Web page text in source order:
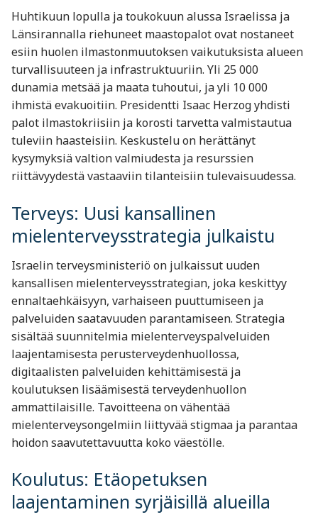
Huhtikuun lopulla ja toukokuun alussa Israelissa ja
Länsirannalla riehuneet maastopalot ovat nostaneet
esiin huolen ilmastonmuutoksen vaikutuksista alueen
turvallisuuteen ja infrastruktuuriin. Yli 25 000
dunamia metsää ja maata tuhoutui, ja yli 10 000
ihmistä evakuoitiin. Presidentti Isaac Herzog yhdisti
palot ilmastokriisiin ja korosti tarvetta valmistautua
tuleviin haasteisiin. Keskustelu on herättänyt
kysymyksiä valtion valmiudesta ja resurssien
riittävyydestä vastaaviin tilanteisiin tulevaisuudessa.
Terveys: Uusi kansallinen
mielenterveysstrategia julkaistu
Israelin terveysministeriö on julkaissut uuden
kansallisen mielenterveysstrategian, joka keskittyy
ennaltaehkäisyyn, varhaiseen puuttumiseen ja
palveluiden saatavuuden parantamiseen. Strategia
sisältää suunnitelmia mielenterveyspalveluiden
laajentamisesta perusterveydenhuollossa,
digitaalisten palveluiden kehittämisestä ja
koulutuksen lisäämisestä terveydenhuollon
ammattilaisille. Tavoitteena on vähentää
mielenterveysongelmiin liittyvää stigmaa ja parantaa
hoidon saavutettavuutta koko väestölle.
Koulutus: Etäopetuksen
laajentaminen syrjäisillä alueilla